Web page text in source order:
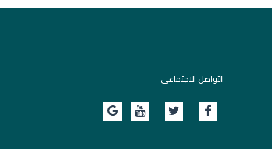
التواصل الاجتماعي